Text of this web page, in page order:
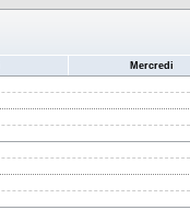
Mercredi